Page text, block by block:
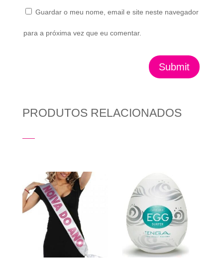
Guardar o meu nome, email e site neste navegador
para a próxima vez que eu comentar.
Submit
PRODUTOS RELACIONADOS